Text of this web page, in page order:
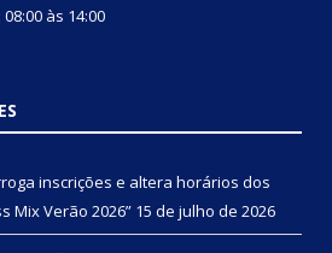
às 14:00
inscrições e altera horários dos
Mix Verão 2026” 15 de julho de 2026